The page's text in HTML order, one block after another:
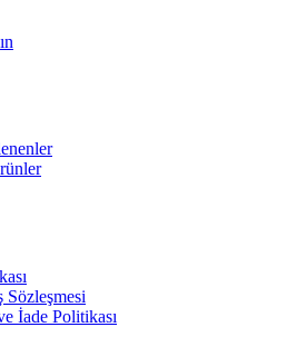
Sözleşmesi
İade Politikası